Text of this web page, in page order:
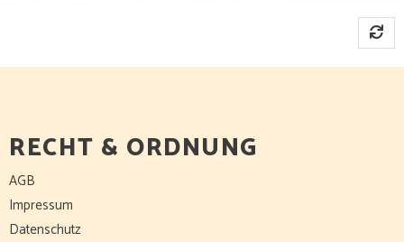
RECHT & ORDNUNG
AGB
Impressum
Datenschutz